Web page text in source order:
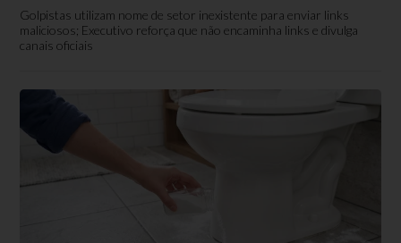
Golpistas utilizam nome de setor inexistente para enviar links
maliciosos; Executivo reforça que não encaminha links e divulga
canais oficiais